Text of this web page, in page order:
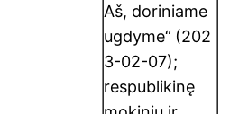
Aš, doriniame
ugdyme“ (202
3-02-07);
respublikinę